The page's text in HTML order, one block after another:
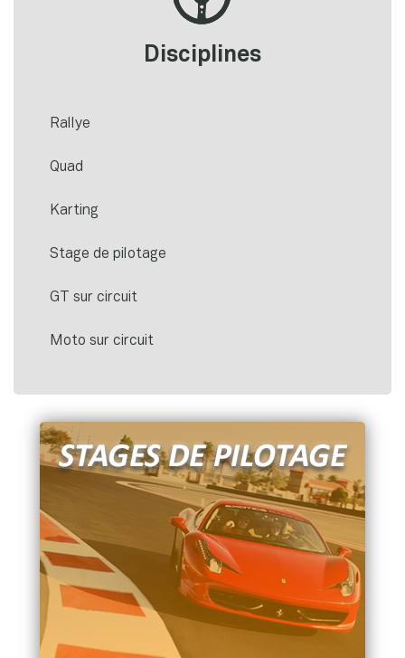
Disciplines
Rallye
Quad
Karting
Stage de pilotage
GT sur circuit
Moto sur circuit